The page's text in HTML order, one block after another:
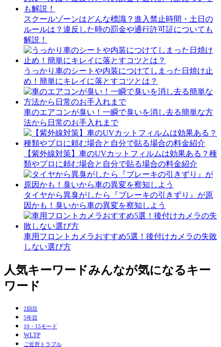
スクールゾーンはどんな標識？進入禁止時間・土日の
ルールは？違反した時の罰金や通行許可証についても
解説！
うっかり車のシートや内装につけてしまった日焼け止
め！簡単にキレイに落とすコツとは？
車のエアコンが臭い！一瞬で臭いを消し去る簡単な方
法から日常のお手入れまで
【紫外線対策】車のUVカットフィルムは効果ある？種
類やプロに頼む場合と自分で貼る場合の料金紹介
タイヤから異臭がしたら『ブレーキの引きずり』が原
因かも！臭いから車の異変を察知しよう
車用フロントカメラおすすめ5選！後付けカメラの失敗
しない選び方
人気キーワードみんなが気になるキー
ワード
2回目
5年目
10・15モード
WLTP
ご近所トラブル